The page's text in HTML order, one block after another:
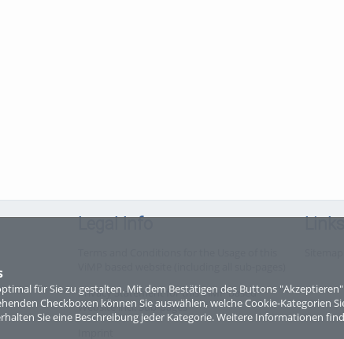
für Sie zu gestalten. Mit dem Bestätigen des Buttons
Checkboxen können Sie auswählen, welche Cookie-Kategorien
Sie eine Beschreibung jeder Kategorie. Weitere Informationen
Legal Info
Privacy Statement for this ViMP based
Website incl. Sub-pages
Links